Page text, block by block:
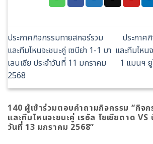
ประกาศกิจกรรมทายสกอร์รวม
และทีมไหนจะชนะคู่ เซบีย่า 1-1 บา
เลนเซีย ประจำวันที่ 11 มกราคม
2568
ประกาศ
และทีมไหน
1 แมนฯ
140 ผู้เข้าร่วมตอบคำถามกิจกรรม “กิจก
และทีมไหนจะชนะคู่ เรอัล โซเซียดาด VS
วันที่ 13 มกราคม 2568”